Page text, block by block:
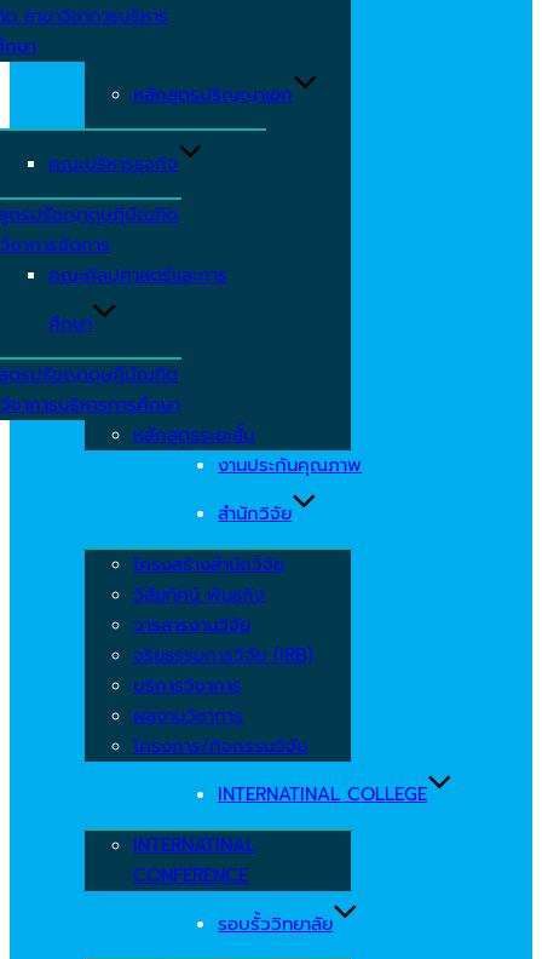
สาขาวิชาการบริหาร
กษา
หลักสูตรปริญญาเอก
คณะบริหารธุจกิจ
ตรปรัชญาดุษฎีบัณฑิต
ชาการจัดการ
คณะศิลปศาสตร์และการ
ศึกษา
ตรปรัชญาดุษฎีบัณฑิต
ชาการบริหารการศึกษา
หลักสูตรระยะสั้น
งานประกันคุณภาพ
สำนักวิจัย
โครงสร้างสำนักวิจัย
วิสัยทัศน์ พันธกิจ
วารสารงานวิจัย
จริยธรรมการวิจัย (IRB)
บริการวิชาการ
ผลงานวิชาการ
โครงการ/กิจกรรมวิจัย
INTERNATINAL COLLEGE
INTERNATINAL
CONFERENCE
รอบรั้ววิทยาลัย